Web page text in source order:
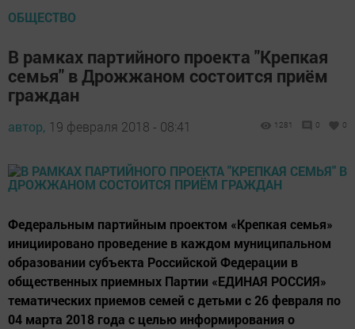
ОБЩЕСТВО
В рамках партийного проекта "Крепкая
семья" в Дрожжаном состоится приём
граждан
автор, 19 февраля 2018 - 08:41 1281 0 0
Федеральным партийным проектом «Крепкая семья»
инициировано проведение в каждом муниципальном
образовании субъекта Российской Федерации в
общественных приемных Партии «ЕДИНАЯ РОССИЯ»
тематических приемов семей с детьми с 26 февраля по
04 марта 2018 года с целью информирования о